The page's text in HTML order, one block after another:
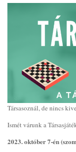
Társasoznál, de nincs
Ismét várunk a
2023. október 7-én